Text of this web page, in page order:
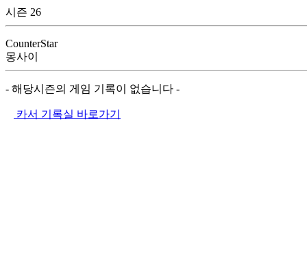
시즌 26
CounterStar
몽사이
- 해당시즌의 게임 기록이 없습니다 -
카서 기록실 바로가기